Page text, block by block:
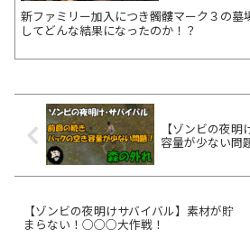
新ファミリー加入につき髑髏マーク３の墓
してどんな結果になったのか！？
【ゾンビの夜
容量が少ない問
【ゾンビの夜明けサバイバル】素材が貯
まらない！○○○大作戦！